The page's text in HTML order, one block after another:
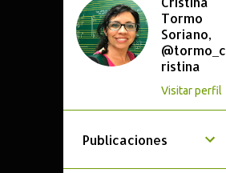
Tormo
Soriano,
@tormo_c
ristina
Visitar perfil
Publicaciones